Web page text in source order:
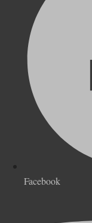
Facebook